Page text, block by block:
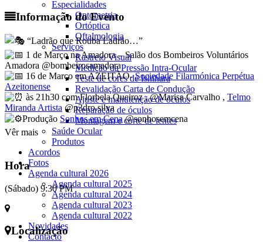
Especialidades
Optometria
Ortóptica
Oftalmologia
Serviços
Rastreio Visual
Medição da Pressão Intra-Ocular
Teste de cores de Ishihara
Revalidação Carta de Condução
Ajuste e manutenção de óculos
Reparação de óculos
Montagem e corte de lentes
Saúde Ocular
Produtos
Acordos
Fotos
Agenda cultural 2026
Agenda cultural 2025
Agenda cultural 2024
Agenda cultural 2023
Agenda cultural 2022
Novidades
Contacto
Informação do Evento
“Ladrão que Rouba Ladrão…”
1 de Março na Amadora – Salão dos Bombeiros Voluntários
Amadora @bombeirosamadora
16 de Março em AZEITÃO-Sociedade Filarmónica Perpétua
Azeitonense
às 21h30 com Florbela Queiroz , @Marisa Carvalho , Telmo
Miranda Artista @p3dro.silva
Produção Sonhos em Cena@sonhosemcena
Vêr mais
Hora
(Sábado) 9:30 PM
Localização